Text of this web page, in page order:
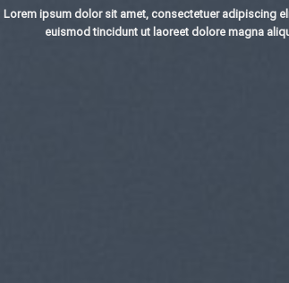
Lorem ipsum dolor sit amet, consectetuer adipiscing
euismod tincidunt ut laoreet dolore magna